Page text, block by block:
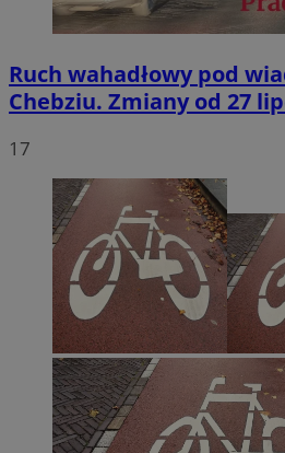
Ruch wahadłowy pod
Chebziu. Zmiany od 27
17